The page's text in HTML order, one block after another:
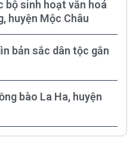
bộ sinh hoạt văn hoá
huyện Mộc Châu
bản sắc dân tộc gắn
bào La Ha, huyện